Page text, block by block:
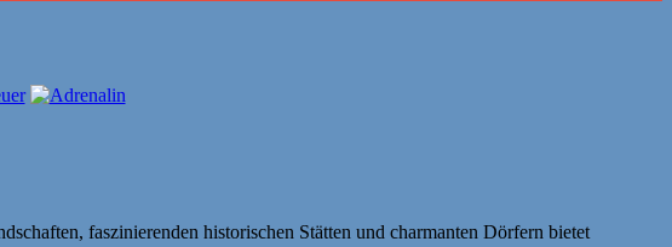
faszinierenden historischen Stätten und charmanten Dörfern bietet